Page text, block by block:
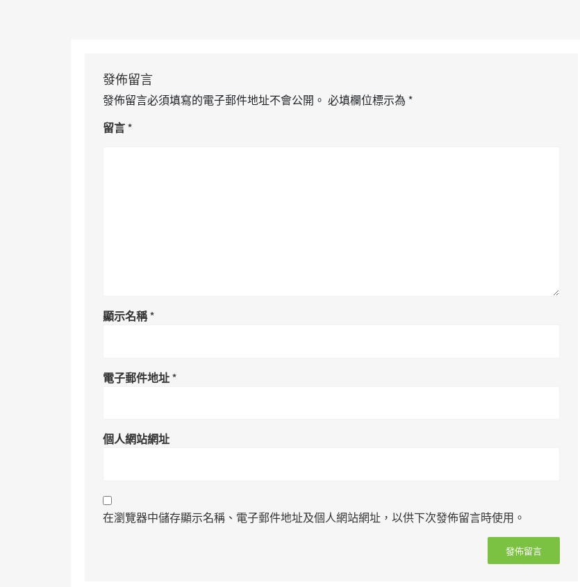
發佈留言
發佈留言必須填寫的電子郵件地址不會公開。 必填欄位標示為 *
留言*
顯示名稱*
電子郵件地址*
個人網站網址
在瀏覽器中儲存顯示名稱、電子郵件地址及個人網站網址，以供下次發佈留言時使用。